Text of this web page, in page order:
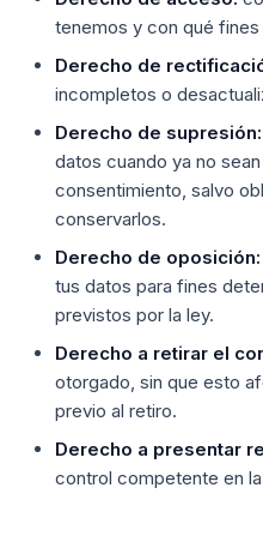
tenemos y con qué
Derecho de
incompletos o
Derecho de supresión:
datos cuando ya no
consentimiento, salvo
conservarlos.
Derecho de oposición:
tus datos para fines
previstos por la ley.
Derecho a retirar el
otorgado, sin que esto
previo al retiro.
Derecho a presentar
control competente en